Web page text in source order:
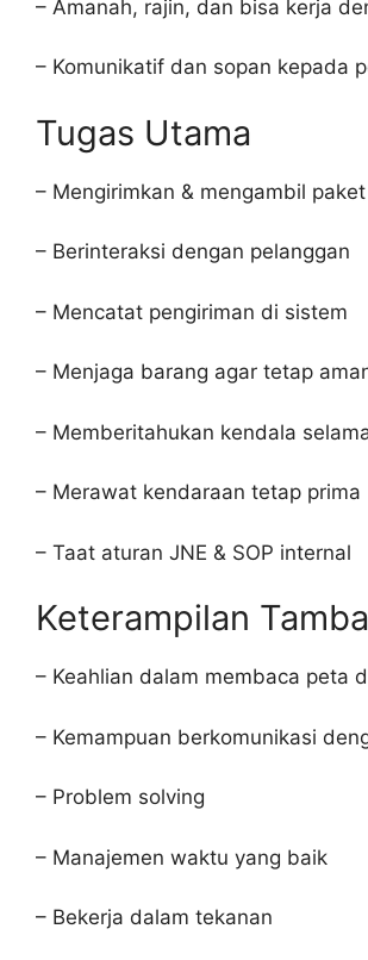
– Amanah, rajin, dan bisa kerja
– Komunikatif dan sopan kepada
Tugas Utama
– Mengirimkan & mengambil
– Berinteraksi dengan pelanggan
– Mencatat pengiriman di sistem
– Menjaga barang agar tetap
– Memberitahukan kendala
– Merawat kendaraan tetap prima
– Taat aturan JNE & SOP internal
Keterampilan
– Keahlian dalam membaca peta
– Kemampuan berkomunikasi
– Problem solving
– Manajemen waktu yang baik
– Bekerja dalam tekanan